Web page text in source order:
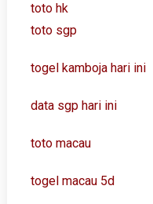
toto hk
toto sgp
togel kamboja hari ini
data sgp hari ini
toto macau
togel macau 5d